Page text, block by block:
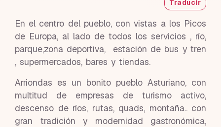
Traducir
En el centro del pueblo, con vistas a los Picos
de Europa, al lado de todos los servicios , río,
parque,zona deportiva, estación de bus y tren
, supermercados, bares y tiendas.
Arriondas es un bonito pueblo Asturiano, con
multitud de empresas de turismo activo,
descenso de ríos, rutas, quads, montaña.. con
gran tradición y modernidad gastronómica,